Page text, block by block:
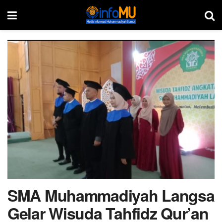
SMA Muhammadiyah Langsa
Gelar Wisuda Tahfidz Qur’an